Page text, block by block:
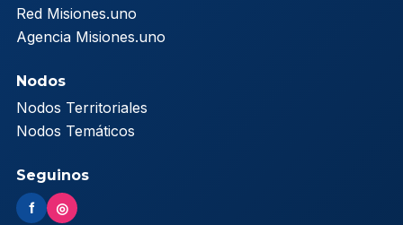
Red Misiones.uno
Agencia Misiones.uno
Nodos
Nodos Territoriales
Nodos Temáticos
Seguinos
f ◎